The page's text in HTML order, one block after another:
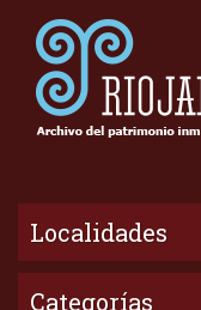
Localidades
Categorías